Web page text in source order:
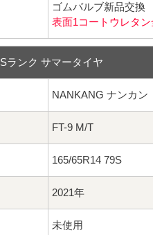
ゴムバルブ新品交
表面1コートウレタン
Sランク サマータイヤ
NANKANG ナンカン
FT-9 M/T
165/65R14 79S
2021年
未使用